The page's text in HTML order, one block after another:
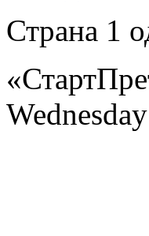
Страна 1
«Старт